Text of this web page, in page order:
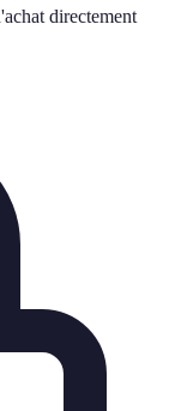
directement